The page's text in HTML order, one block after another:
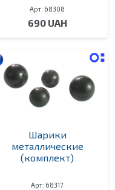
Арт: 68308
690 UAH
Шарики
металлические
(комплект)
Арт: 68317